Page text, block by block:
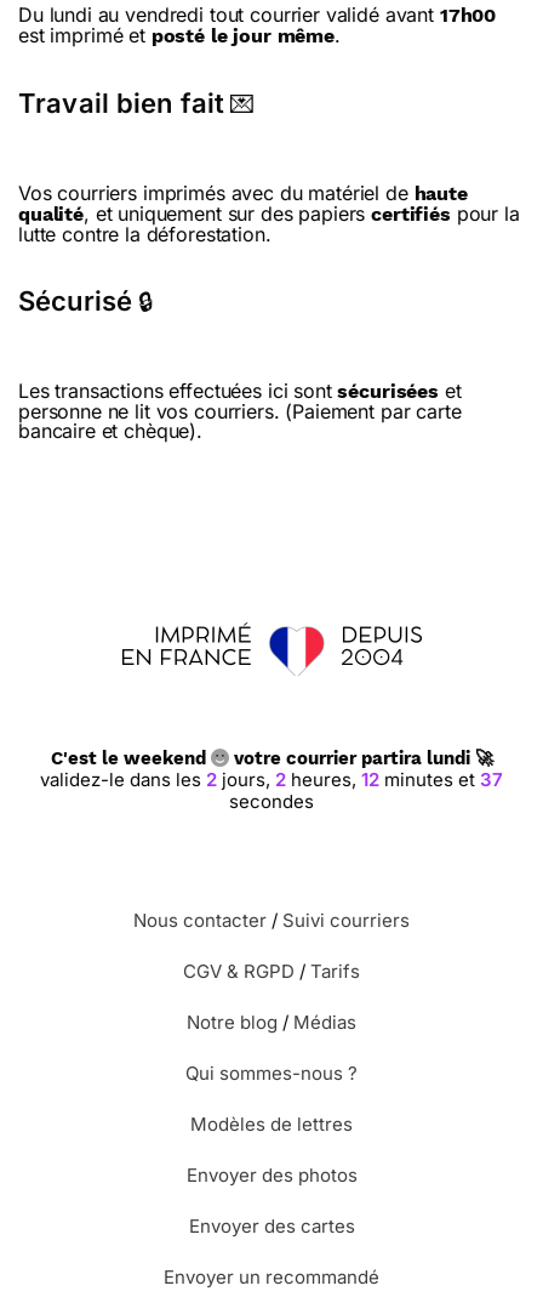
Du lundi au vendredi tout courrier validé avant 17h00
est imprimé et posté le jour même.
Travail bien fait 💌
Vos courriers imprimés avec du matériel de haute
qualité, et uniquement sur des papierscertifiés pour la
lutte contre la déforestation.
Sécurisé 🔒
Les transactions effectuées ici sontsécurisées et
personne ne lit vos courriers. (Paiement par carte
bancaire et chèque).
C'est le weekend votre courrier partira lundi 🚀
validez-le dans les 2jours, 2heures, 12minutes et 36
secondes
Nous contacter / Suivi courriers
CGV & RGPD / Tarifs
Notre blog / Médias
Qui sommes-nous ?
Modèles de lettres
Envoyer des photos
Envoyer des cartes
Envoyer un recommandé